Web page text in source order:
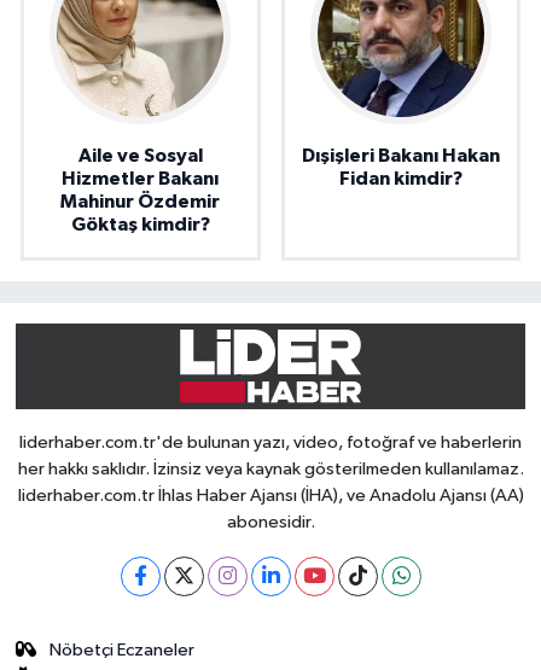
Aile ve Sosyal
Hizmetler Bakanı
Mahinur Özdemir
Göktaş kimdir?
Dışişleri Bakanı Hakan
Fidan kimdir?
liderhaber.com.tr'de bulunan yazı, video, fotoğraf ve haberlerin
her hakkı saklıdır. İzinsiz veya kaynak gösterilmeden kullanılamaz.
liderhaber.com.tr İhlas Haber Ajansı (İHA), ve Anadolu Ajansı (AA)
abonesidir.
Nöbetçi Eczaneler